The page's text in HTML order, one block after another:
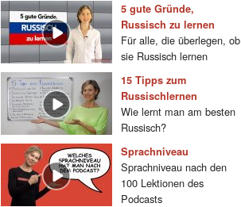
5 gute Gründe,
Russisch zu lernen
Für alle, die überlegen, ob
sie Russisch lernen
15 Tipps zum
Russischlernen
Wie lernt man am besten
Russisch?
Sprachniveau
Sprachniveau nach den
100 Lektionen des
Podcasts